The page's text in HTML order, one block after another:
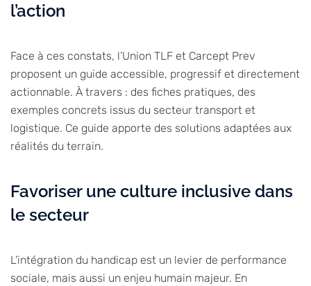
l’action
Face à ces constats, l’Union TLF et Carcept Prev
proposent un guide accessible, progressif et directement
actionnable. À travers : des fiches pratiques, des
exemples concrets issus du secteur transport et
logistique. Ce guide apporte des solutions adaptées aux
réalités du terrain.
Favoriser une culture inclusive dans
le secteur
L’intégration du handicap est un levier de performance
sociale, mais aussi un enjeu humain majeur. En